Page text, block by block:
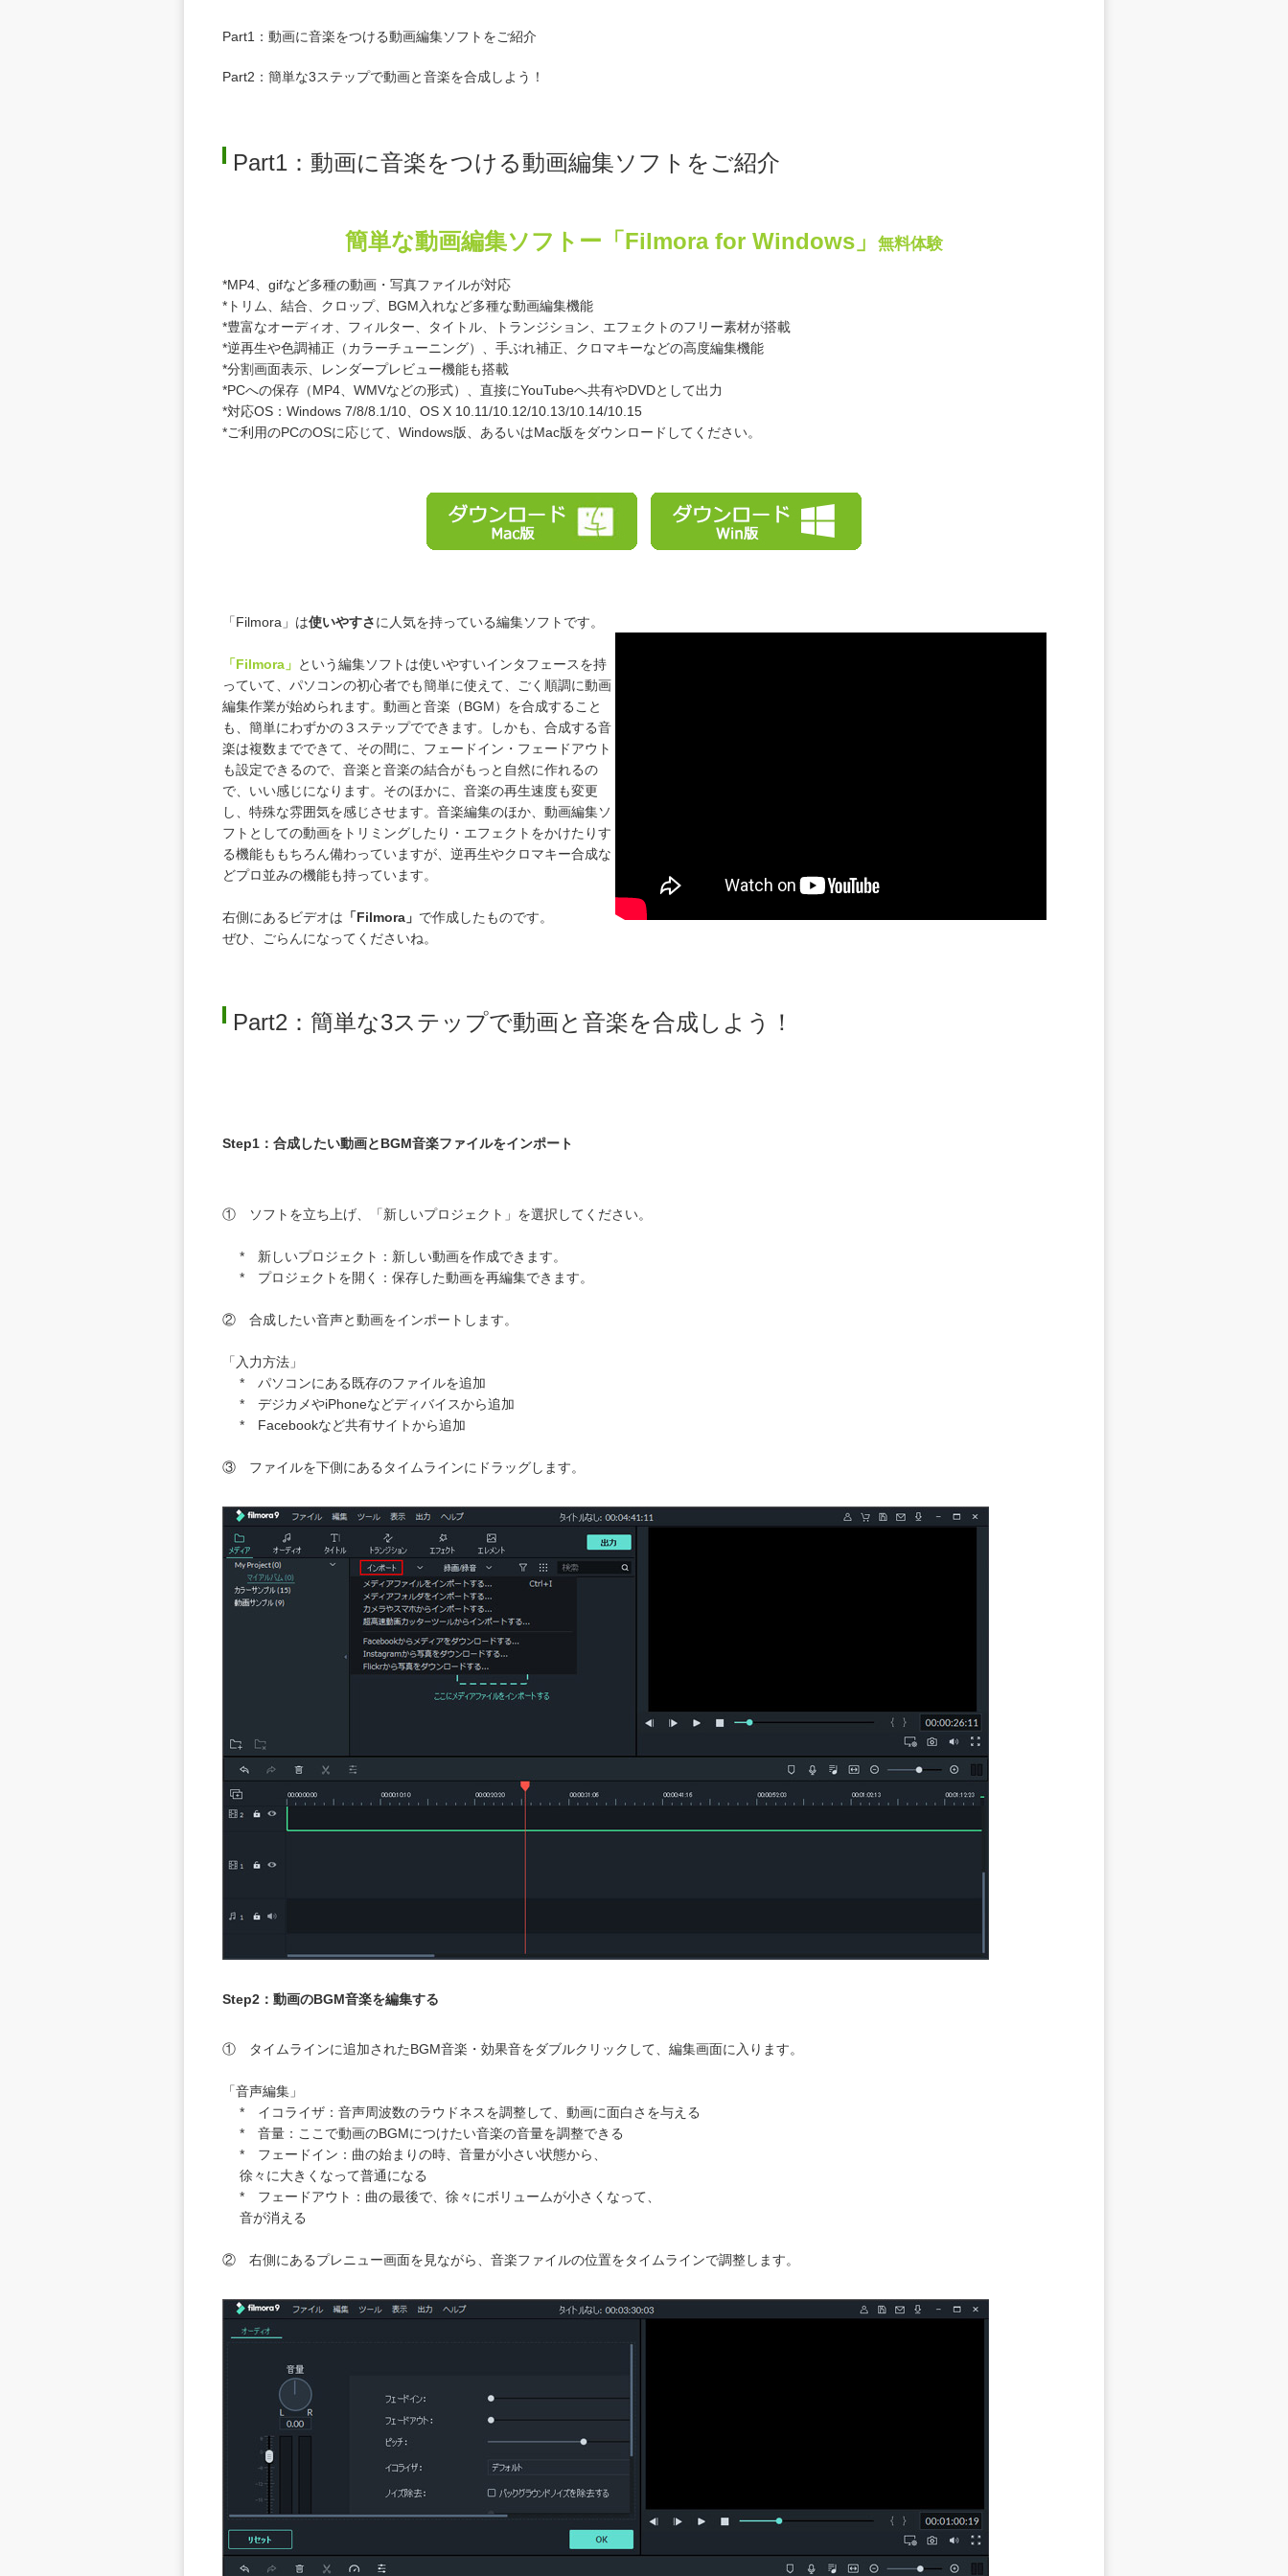
Part1：動画に音楽をつける動画編集ソフトをご紹介
Part2：簡単な3ステップで動画と音楽を合成しよう！
Part1：動画に音楽をつける動画編集ソフトをご紹介
簡単な動画編集ソフトー「Filmora for Windows」 無料体験
*MP4、gifなど多種の動画・写真ファイルが対応
*トリム、結合、クロップ、BGM入れなど多種な動画編集機能
*豊富なオーディオ、フィルター、タイトル、トランジション、エフェクトのフリー素材が搭載
*逆再生や色調補正（カラーチューニング）、手ぶれ補正、クロマキーなどの高度編集機能
*分割画面表示、レンダープレビュー機能も搭載
*PCへの保存（MP4、WMVなどの形式）、直接にYouTubeへ共有やDVDとして出力
*対応OS：Windows 7/8/8.1/10、OS X 10.11/10.12/10.13/10.14/10.15
*ご利用のPCのOSに応じて、Windows版、あるいはMac版をダウンロードしてください。
「Filmora」は使いやすさに人気を持っている編集ソフトです。
「Filmora」 という編集ソフトは使いやすいインタフェースを持
っていて、パソコンの初心者でも簡単に使えて、ごく順調に動画
編集作業が始められます。動画と音楽（BGM）を合成すること
も、簡単にわずかの３ステップでできます。しかも、合成する音
楽は複数までできて、その間に、フェードイン・フェードアウト
も設定できるので、音楽と音楽の結合がもっと自然に作れるの
で、いい感じになります。そのほかに、音楽の再生速度も変更
し、特殊な雰囲気を感じさせます。音楽編集のほか、動画編集ソ
フトとしての動画をトリミングしたり・エフェクトをかけたりす
る機能ももちろん備わっていますが、逆再生やクロマキー合成な
どプロ並みの機能も持っています。
右側にあるビデオは 「Filmora」 で作成したものです。
ぜひ、ごらんになってくださいね。
Part2：簡単な3ステップで動画と音楽を合成しよう！
Step1：合成したい動画とBGM音楽ファイルをインポート
① ソフトを立ち上げ、「新しいプロジェクト」を選択してください。
* 新しいプロジェクト：新しい動画を作成できます。
* プロジェクトを開く：保存した動画を再編集できます。
② 合成したい音声と動画をインポートします。
「入力方法」
* パソコンにある既存のファイルを追加
* デジカメやiPhoneなどディバイスから追加
* Facebookなど共有サイトから追加
③ ファイルを下側にあるタイムラインにドラッグします。
Step2：動画のBGM音楽を編集する
① タイムラインに追加されたBGM音楽・効果音をダブルクリックして、編集画面に入ります。
「音声編集」
* イコライザ：音声周波数のラウドネスを調整して、動画に面白さを与える
* 音量：ここで動画のBGMにつけたい音楽の音量を調整できる
* フェードイン：曲の始まりの時、音量が小さい状態から、
徐々に大きくなって普通になる
* フェードアウト：曲の最後で、徐々にボリュームが小さくなって、
音が消える
② 右側にあるプレニュー画面を見ながら、音楽ファイルの位置をタイムラインで調整します。